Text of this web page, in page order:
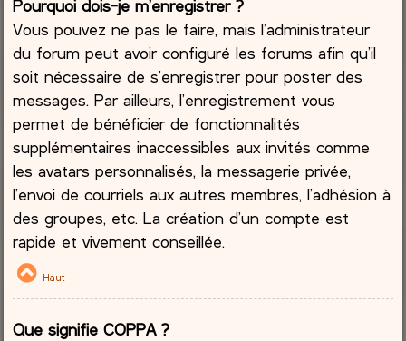
Pourquoi dois-je m’enregistrer ?
Vous pouvez ne pas le faire, mais l’administrateur
du forum peut avoir configuré les forums afin qu’il
soit nécessaire de s’enregistrer pour poster des
messages. Par ailleurs, l’enregistrement vous
permet de bénéficier de fonctionnalités
supplémentaires inaccessibles aux invités comme
les avatars personnalisés, la messagerie privée,
l’envoi de courriels aux autres membres, l’adhésion à
des groupes, etc. La création d’un compte est
rapide et vivement conseillée.
Haut
Que signifie COPPA ?